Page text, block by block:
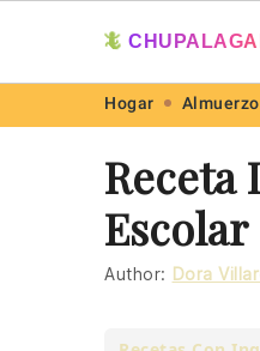
navigation
content
🦎
Hogar Almuerzo
Receta
Escolar
Author: Dora